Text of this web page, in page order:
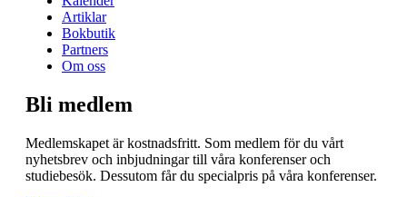
Artiklar
Bokbutik
Partners
Om oss
Bli medlem
Medlemskapet är kostnadsfritt. Som medlem för du vårt
nyhetsbrev och inbjudningar till våra konferenser och
studiebesök. Dessutom får du specialpris på våra konferenser.